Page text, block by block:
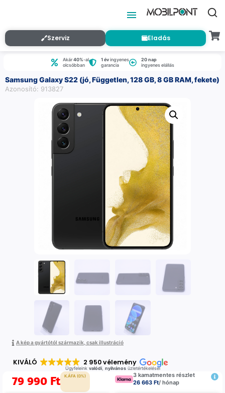
Szerviz Eladás
Akár40%-al
olcsóbban
1 évingyenes
garancia
20 nap
ingyenes elállás
Samsung Galaxy S22 (jó, Független, 128 GB, 8 GB RAM, fekete)
Azonosító: 913827
A kép a gyártótól származik, csak illustráció
KIVÁLÓ 2 950 vélemény
Ügyfeleink valódi, nyilvánosüzletértékelései
79 990 Ft K.ÁFA (0%)
3 kamatmentes részlet
26 663 Ft/ hónap